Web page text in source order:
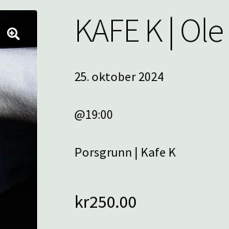
🔍
KAFE K |
25. oktober 2024
@19:00
Porsgrunn | Kafe K
kr250.00